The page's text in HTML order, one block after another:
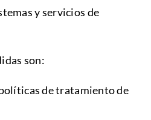
y servicios de
son:
de tratamiento de